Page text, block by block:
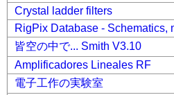
Crystal ladder filters
RigPix Database - Schematics,
皆空の中で... Smith V3.10
Amplificadores Lineales RF
電子工作の実験室